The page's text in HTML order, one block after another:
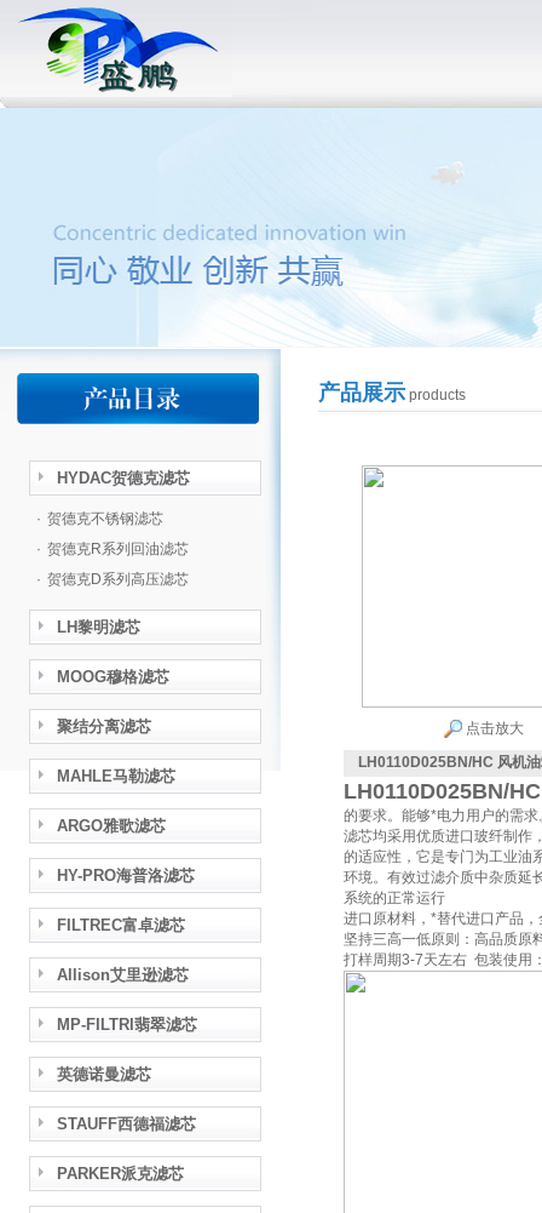
HYDAC贺德克滤芯
· 贺德克不锈钢滤芯
· 贺德克R系列回油滤芯
· 贺德克D系列高压滤芯
LH黎明滤芯
MOOG穆格滤芯
聚结分离滤芯
MAHLE马勒滤芯
ARGO雅歌滤芯
HY-PRO海普洛滤芯
FILTREC富卓滤芯
Allison艾里逊滤芯
MP-FILTRI翡翠滤芯
英德诺曼滤芯
STAUFF西德福滤芯
PARKER派克滤芯
产品展示products
点击放大
LH0110D025BN/HC 风机
LH0110D025BN/
的要求。能够*电力用户的需
滤芯均采用优质进口玻纤制作
的适应性，它是专门为工业油
环境。有效过滤介质中杂质延
系统的正常运行
进口原材料，*替代进口产品
坚持三高一低原则：高品质原
打样周期3-7天左右 包装使用